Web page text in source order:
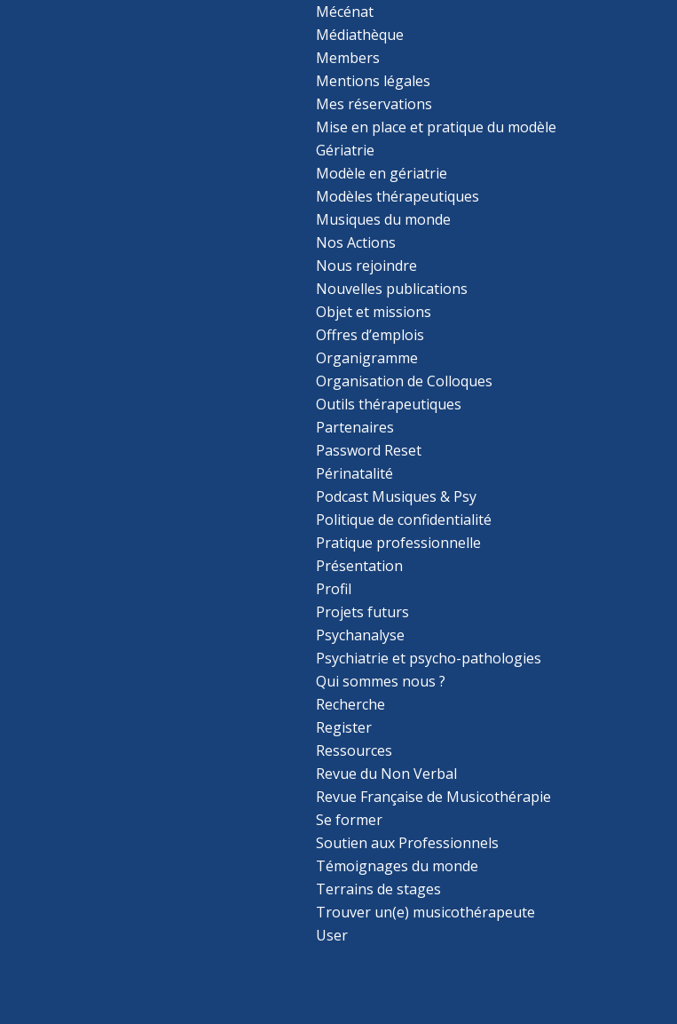
Mécénat
Médiathèque
Members
Mentions légales
Mes réservations
Mise en place et pratique du modèle
Gériatrie
Modèle en gériatrie
Modèles thérapeutiques
Musiques du monde
Nos Actions
Nous rejoindre
Nouvelles publications
Objet et missions
Offres d’emplois
Organigramme
Organisation de Colloques
Outils thérapeutiques
Partenaires
Password Reset
Périnatalité
Podcast Musiques & Psy
Politique de confidentialité
Pratique professionnelle
Présentation
Profil
Projets futurs
Psychanalyse
Psychiatrie et psycho-pathologies
Qui sommes nous ?
Recherche
Register
Ressources
Revue du Non Verbal
Revue Française de Musicothérapie
Se former
Soutien aux Professionnels
Témoignages du monde
Terrains de stages
Trouver un(e) musicothérapeute
User